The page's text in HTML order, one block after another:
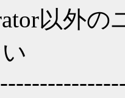
以外